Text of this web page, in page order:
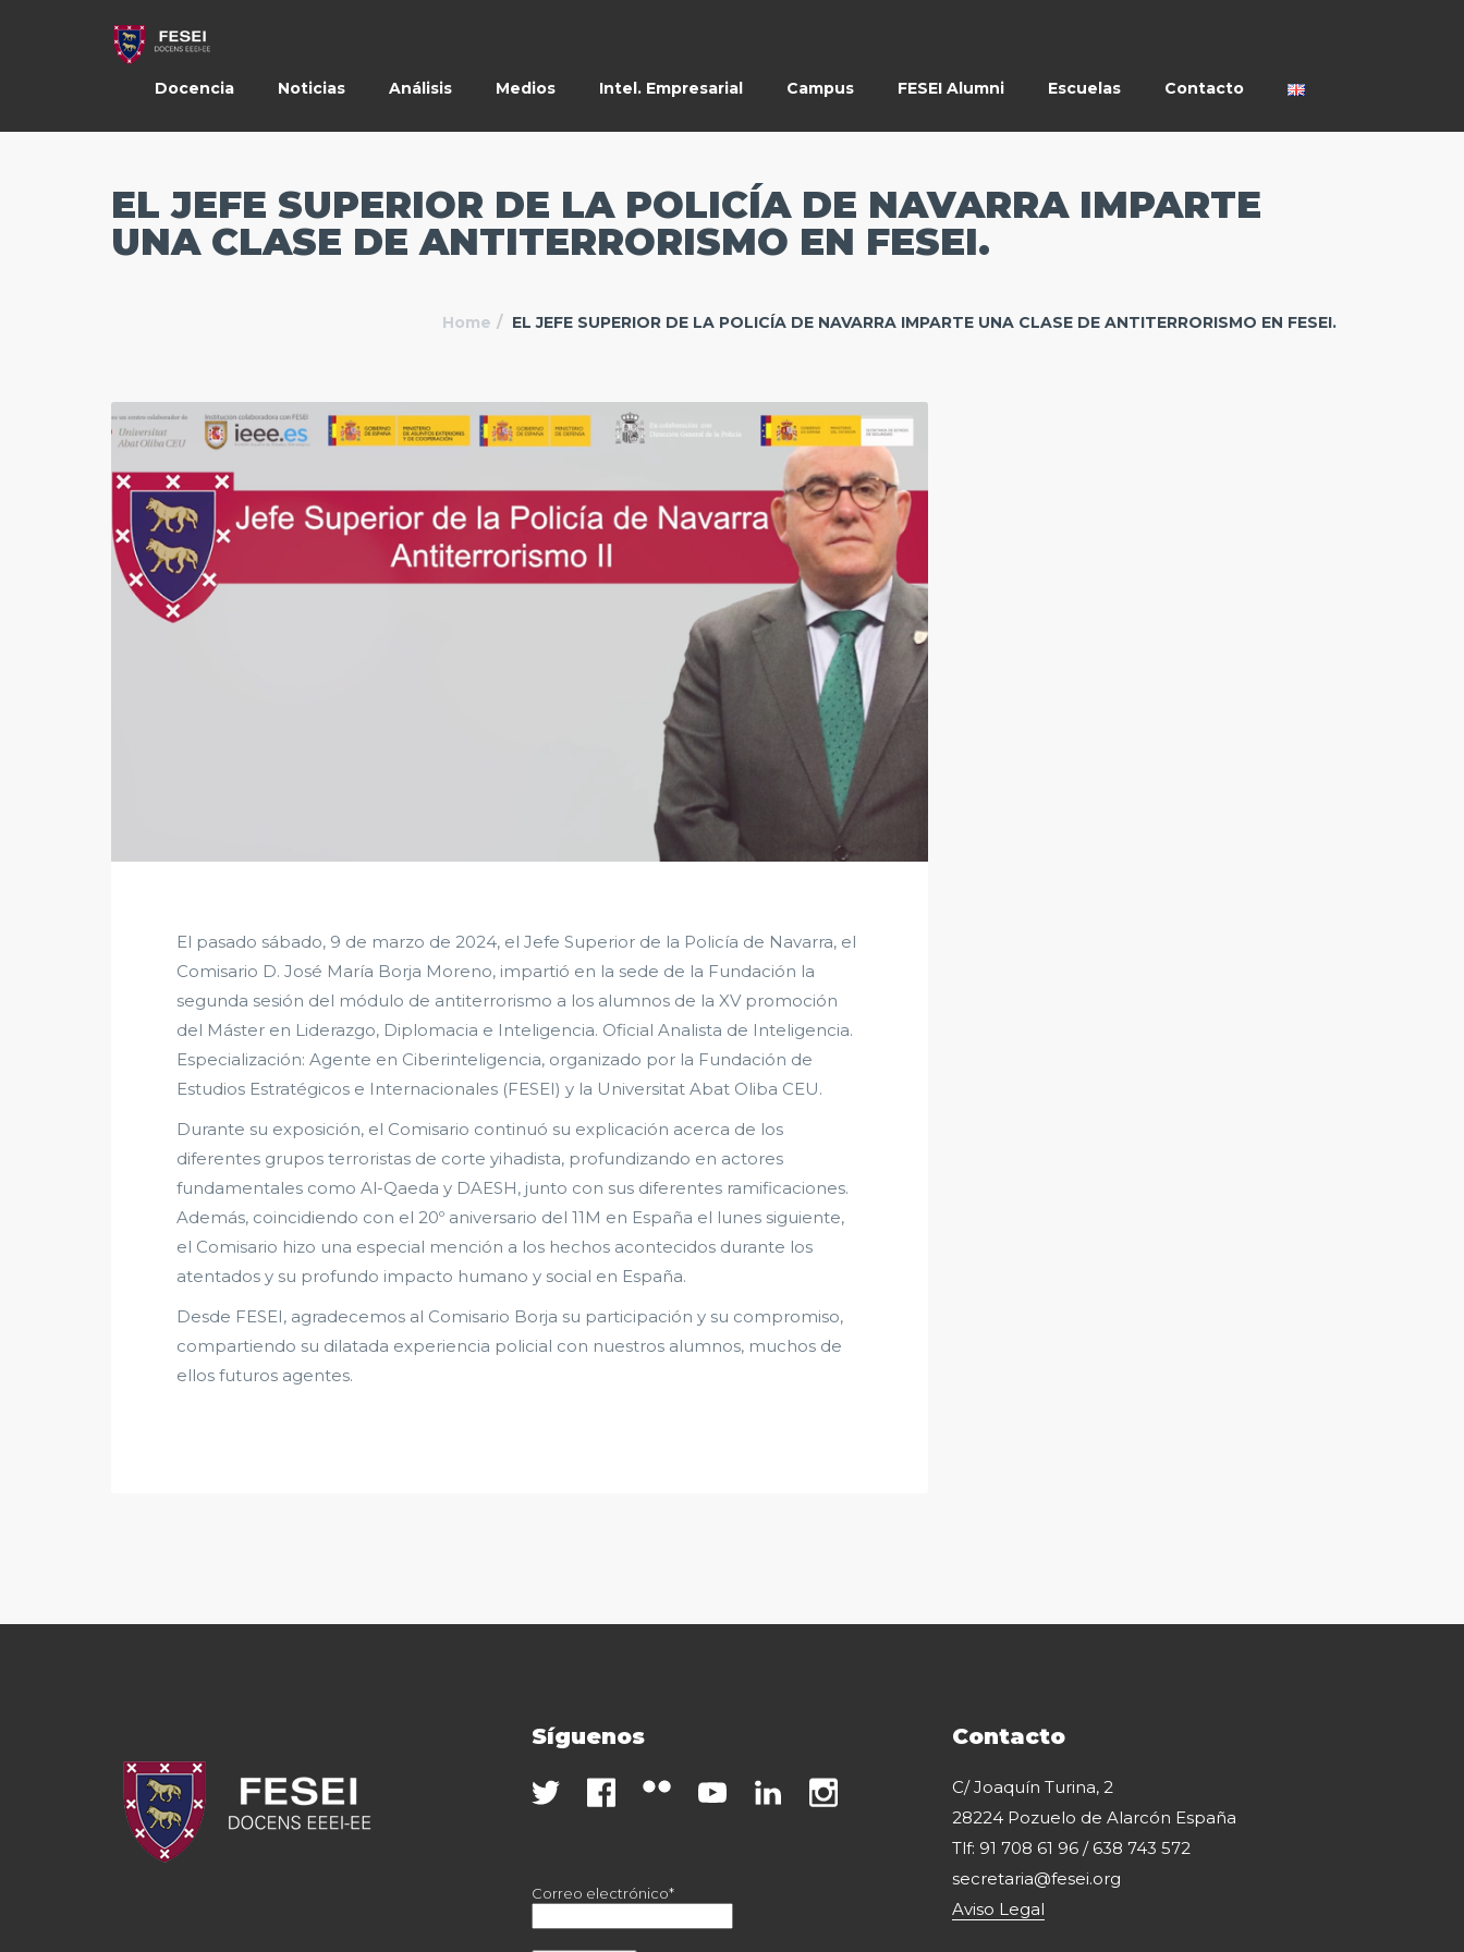
Docencia Noticias Análisis Medios Intel. Empresarial Campus FESEI Alumni Escuelas Contacto
EL JEFE SUPERIOR DE LA POLICÍA DE NAVARRA IMPARTE
UNA CLASE DE ANTITERRORISMO EN FESEI.
Home EL JEFE SUPERIOR DE LA POLICÍA DE NAVARRA IMPARTE UNA CLASE DE ANTITERRORISMO EN FESEI.
El pasado sábado, 9 de marzo de 2024, el Jefe Superior de la Policía de Navarra, el
Comisario D. José María Borja Moreno, impartió en la sede de la Fundación la
segunda sesión del módulo de antiterrorismo a los alumnos de la XV promoción
del Máster en Liderazgo, Diplomacia e Inteligencia. Oficial Analista de Inteligencia.
Especialización: Agente en Ciberinteligencia, organizado por la Fundación de
Estudios Estratégicos e Internacionales (FESEI) y la Universitat Abat Oliba CEU.
Durante su exposición, el Comisario continuó su explicación acerca de los
diferentes grupos terroristas de corte yihadista, profundizando en actores
fundamentales como Al-Qaeda y DAESH, junto con sus diferentes ramificaciones.
Además, coincidiendo con el 20º aniversario del 11M en España el lunes siguiente,
el Comisario hizo una especial mención a los hechos acontecidos durante los
atentados y su profundo impacto humano y social en España.
Desde FESEI, agradecemos al Comisario Borja su participación y su compromiso,
compartiendo su dilatada experiencia policial con nuestros alumnos, muchos de
ellos futuros agentes.
Síguenos
Correo electrónico*
Contacto
C/ Joaquín Turina, 2
28224 Pozuelo de Alarcón España
Tlf: 91 708 61 96 / 638 743 572
secretaria@fesei.org
Aviso Legal